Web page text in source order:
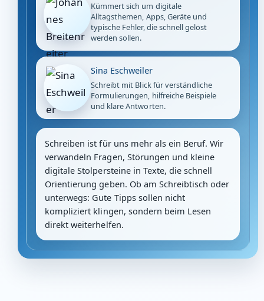
Kümmert sich um digitale
Alltagsthemen, Apps, Geräte und
typische Fehler, die schnell gelöst
werden sollen.
Sina Eschweiler
Schreibt mit Blick für verständliche
Formulierungen, hilfreiche Beispiele
und klare Antworten.
Schreiben ist für uns mehr als ein Beruf. Wir
verwandeln Fragen, Störungen und kleine
digitale Stolpersteine in Texte, die schnell
Orientierung geben. Ob am Schreibtisch oder
unterwegs: Gute Tipps sollen nicht
kompliziert klingen, sondern beim Lesen
direkt weiterhelfen.